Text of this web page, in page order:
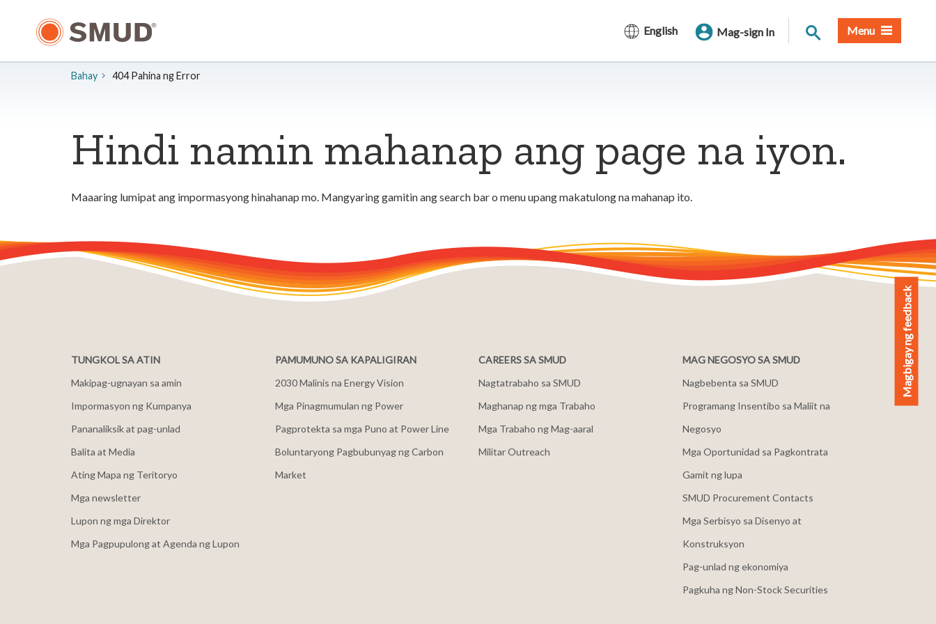
Pangunahing
English Mag-sign In Paghahanap sa Site
Menu
Bahay 404 Pahina ng Error
Hindi namin mahanap ang page na iyon.
Maaaring lumipat ang impormasyong hinahanap mo. Mangyaring gamitin ang search bar o menu upang makatulong na mahanap ito.
TUNGKOL SA ATIN
Makipag-ugnayan sa amin
Impormasyon ng Kumpanya
Pananaliksik at pag-unlad
Balita at Media
Ating Mapa ng Teritoryo
Mga newsletter
Lupon ng mga Direktor
Mga Pagpupulong at Agenda ng Lupon
PAMUMUNO SA KAPALIGIRAN
2030 Malinis na Energy Vision
Mga Pinagmumulan ng Power
Pagprotekta sa mga Puno at Power Line
Boluntaryong Pagbubunyag ng Carbon
Market
CAREERS SA SMUD
Nagtatrabaho sa SMUD
Maghanap ng mga Trabaho
Mga Trabaho ng Mag-aaral
Militar Outreach
MAG NEGOSYO SA SMUD
Nagbebenta sa SMUD
Programang Insentibo sa Maliit na
Negosyo
Mga Oportunidad sa Pagkontrata
Gamit ng lupa
SMUD Procurement Contacts
Mga Serbisyo sa Disenyo at
Konstruksyon
Pag-unlad ng ekonomiya
Pagkuha ng Non-Stock Securities
Magbigay ng feedback